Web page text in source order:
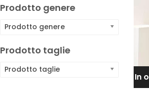
Prodotto genere
Prodotto genere
Prodotto taglie
Prodotto taglie
In